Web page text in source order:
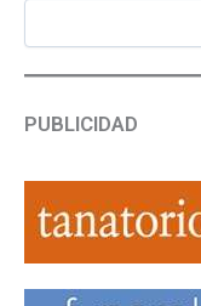
PUBLICIDAD